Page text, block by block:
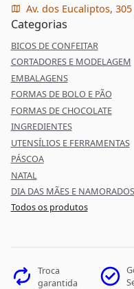
Av. dos Eucaliptos,
Categorias
BICOS DE CONFEITAR
CORTADORES E MODELAGEM
EMBALAGENS
FORMAS DE BOLO E PÃO
FORMAS DE CHOCOLATE
INGREDIENTES
UTENSÍLIOS E FERRAMENTAS
PÁSCOA
NATAL
DIA DAS MÃES E NAMORADOS
Todos os produtos
Troca
garantida